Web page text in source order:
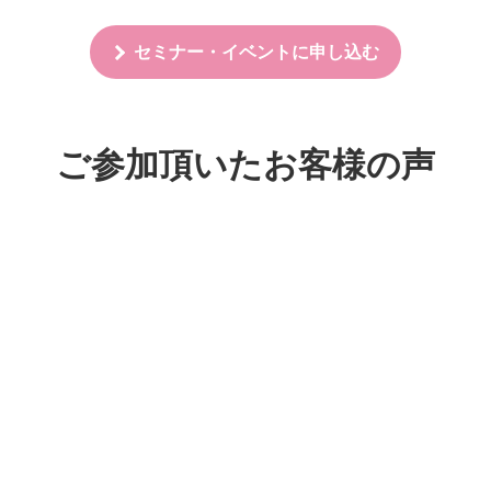
セミナー・イベントに申し込む
ご参加頂いたお客様の声